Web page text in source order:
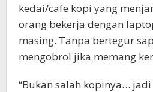
kedai/cafe kopi yang
orang bekerja dengan
masing. Tanpa bertegur
mengobrol jika memang
“Bukan salah kopinya…